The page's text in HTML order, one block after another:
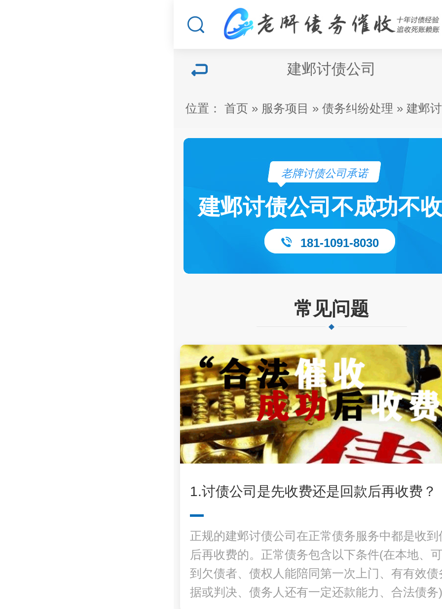
建邺讨债公司
位置： 首页 » 服务项目 » 债务纠纷处理 » 建邺
老牌讨债公司承诺
建邺讨债公司不成功不
181-1091-8030
常见问题
1.讨债公司是先收费还是回款后再收费？
正规的建邺讨债公司在正常债务服务中都是收到
后再收费的。正常债务包含以下条件(在本地、
到欠债者、债权人能陪同第一次上门、有有效债
据或判决、债务人还有一定还款能力、合法债务)